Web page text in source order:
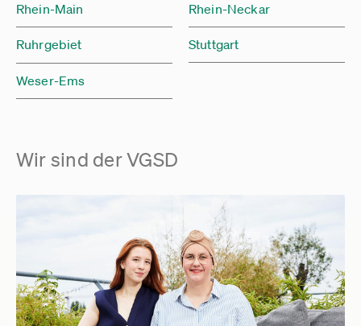
Rhein-Main Rhein-Neckar
Ruhrgebiet Stuttgart
Weser-Ems
Wir sind der VGSD